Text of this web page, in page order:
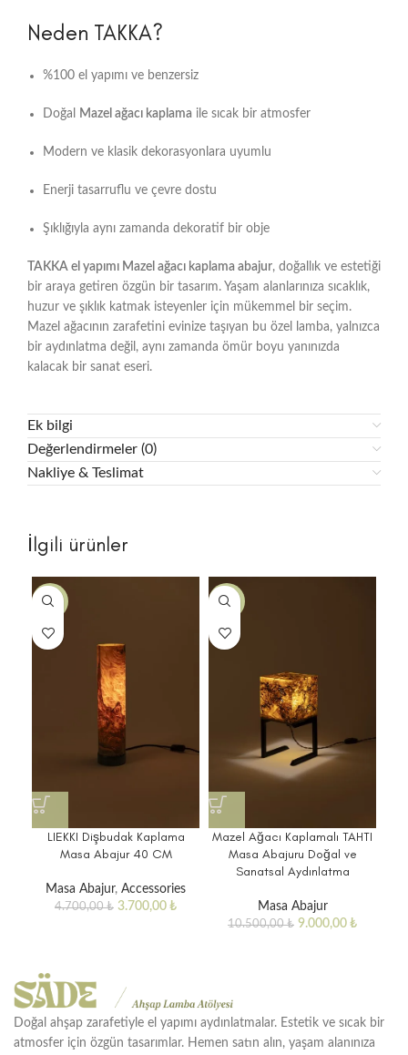
Neden TAKKA?
%100 el yapımı ve benzersiz
Doğal Mazel ağacı kaplama ile sıcak bir atmosfer
Modern ve klasik dekorasyonlara uyumlu
Enerji tasarruflu ve çevre dostu
Şıklığıyla aynı zamanda dekoratif bir obje
TAKKA el yapımı Mazel ağacı kaplama abajur, doğallık ve estetiği
bir araya getiren özgün bir tasarım. Yaşam alanlarınıza sıcaklık,
huzur ve şıklık katmak isteyenler için mükemmel bir seçim.
Mazel ağacının zarafetini evinize taşıyan bu özel lamba, yalnızca
bir aydınlatma değil, aynı zamanda ömür boyu yanınızda
kalacak bir sanat eseri.
Ek bilgi
Değerlendirmeler (0)
Nakliye & Teslimat
İlgili ürünler
-21%
LIEKKI Dişbudak Kaplama
Masa Abajur 40 CM
Masa Abajur, Accessories
4.700,00₺ 3.700,00 ₺
-14%
Mazel Ağacı Kaplamalı TAHTI
Masa Abajuru Doğal ve
Sanatsal Aydınlatma
Masa Abajur
10.500,00₺ 9.000,00 ₺
Doğal ahşap zarafetiyle el yapımı aydınlatmalar. Estetik ve sıcak bir
atmosfer için özgün tasarımlar. Hemen satın alın, yaşam alanınıza